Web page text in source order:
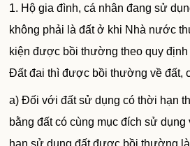
1. Hộ gia đình, cá nhân đang sử
không phải là đất ở khi Nhà nước
kiện được bồi thường theo quy
Đất đai thì được bồi thường về đất,
a) Đối với đất sử dụng có thời hạn
bằng đất có cùng mục đích sử
hạn sử dụng đất được bồi thường